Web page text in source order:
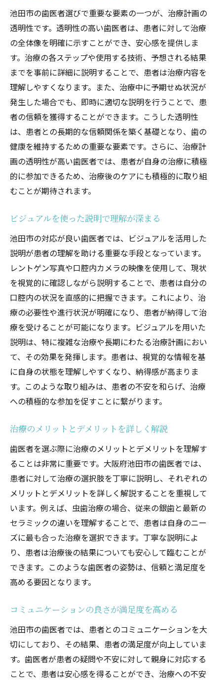
池田市の歯医者選びで重要な要素の一つが、治療計画の
透明性です。透明性の高い歯医者は、患者に対して治療
の全体像を明確に示すことができ、安心感を提供しま
す。治療の各ステップや使用する技術、予想される結果
までを事前に詳細に説明することで、患者は治療内容を
理解しやすくなります。また、治療中に予期せぬ状況が
発生した場合でも、即時に適切な説明を行うことで、患
者の信頼を獲得することができます。こうした透明性
は、患者との長期的な信頼関係を築く基礎となり、歯の
健康を維持するための重要な要素です。さらに、治療計
画の透明性が高い歯医者では、患者が自身の治療に積極
的に参加できるため、治療後のケアにも積極的に取り組
むことが期待されます。
ビジュアルを使った説明で理解が深まる
池田市の対応が良い歯医者では、ビジュアルを活用した
説明が患者の理解を助ける重要な手段となっています。
レントゲン写真や口腔内カメラの映像を使用して、現状
を視覚的に確認しながら説明することで、患者は自分の
口腔内の状況を直感的に把握できます。これにより、治
療の必要性や進行状況が明確になり、患者が納得して治
療を受けることが可能になります。ビジュアルを用いた
説明は、特に複雑な治療や長期にわたる治療計画におい
て、その効果を発揮します。患者は、視覚的な情報を基
に自身の状態を理解しやすくなり、納得感が高まりま
す。このような取り組みは、患者の不安を和らげ、治療
への積極的な参加を促すことに繋がります。
治療のメリットとデメリットを詳しく解説
歯医者を選ぶ際に治療のメリットとデメリットを理解す
ることは非常に重要です。大阪府池田市の歯医者では、
患者に対して治療の選択肢を丁寧に説明し、それぞれの
メリットとデメリットを詳しく解説することを重視して
います。例えば、虫歯治療の場合、従来の銀歯と最新の
セラミックの違いを理解することで、患者は自身のニー
ズに最も合った治療を選択できます。丁寧な説明によ
り、患者は治療後の結果についても安心して臨むことが
できます。このような歯医者の姿勢は、信頼と満足度を
高める要因となります。
コミュニケーションの良さが満足度を高める
池田市の歯医者では、患者とのコミュニケーションを大
切にしており、その結果、患者の満足度が向上していま
す。歯医者が患者の疑問や不安に対して親身に対応する
ことで、患者は安心感を得ることができ、治療への不安